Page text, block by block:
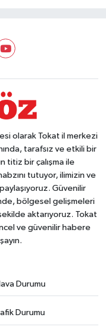
olarak Tokat il merkezi
tarafsız ve etkili bir
titiz bir çalışma ile
tutuyor, ilimizin ve
Güvenilir
bölgesel gelişmeleri
aktarıyoruz. Tokat
ve güvenilir habere
Durumu
Durumu